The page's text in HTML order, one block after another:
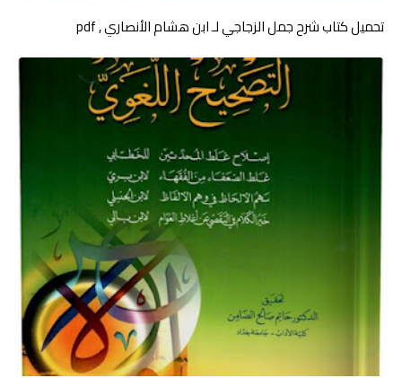
تحميل كتاب شرح جمل الزجاجي لـ ابن هشام الأنصاري , pdf